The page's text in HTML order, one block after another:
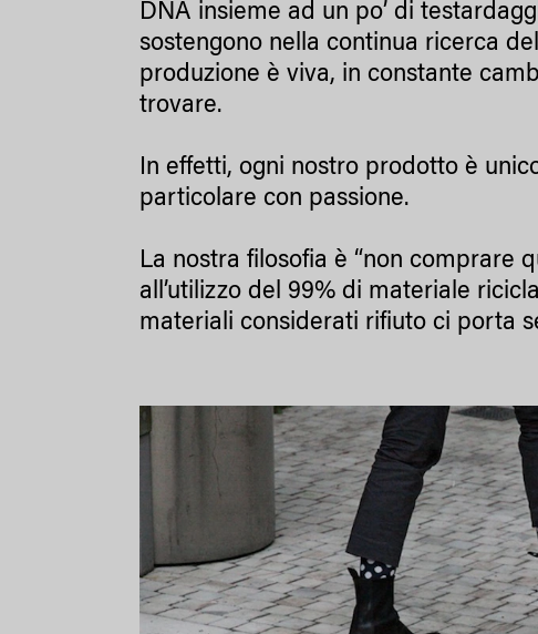
DNA insieme ad un po’ di
sostengono nella continua ricerca
produzione è viva, in constante
trovare.
In effetti, ogni nostro prodotto è
particolare con passione.
La nostra filosofia è “non comprare
all’utilizzo del 99% di materiale
materiali considerati rifiuto ci porta